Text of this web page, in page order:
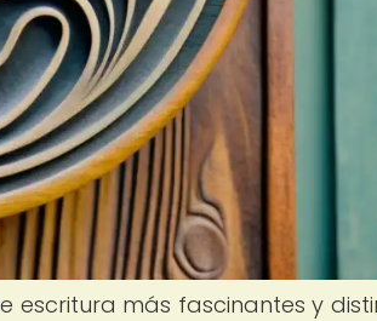
escritura más fascinantes y